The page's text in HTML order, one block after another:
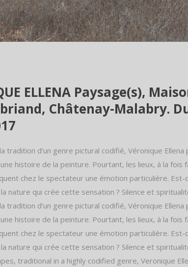
ELLENA Paysage(s),
Châtenay-Malabry.
tradition d’un genre pictural codifié, Véronique Ellena
histoire de la peinture. Pourtant, les lieux, à la fois
chez le spectateur une émotion particulière. Est-
nature qui crée cette sensation ? Silence et
tradition d’un genre pictural codifié, Véronique Ellena
histoire de la peinture. Pourtant, les lieux, à la fois
chez le spectateur une émotion particulière. Est-
nature qui crée cette sensation ? Silence et
traditional in a highly codified genre, Veronique